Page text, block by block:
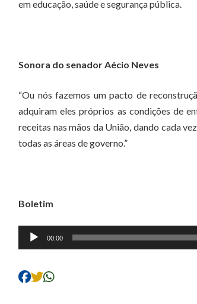
em educação, saúde e segurança pública.
Sonora do senador Aécio Neves
“Ou nós fazemos um pacto de
adquiram eles próprios as condições de
receitas nas mãos da União, dando cada
todas as áreas de governo.”
Boletim
Tocador
de
00:00